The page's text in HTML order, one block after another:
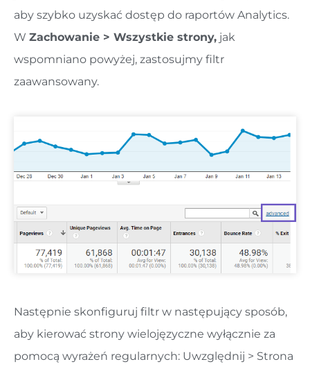
aby szybko uzyskać dostęp do raportów Analytics.
W Zachowanie > Wszystkie strony, jak
wspomniano powyżej, zastosujmy filtr
zaawansowany.
Następnie skonfiguruj filtr w następujący sposób,
aby kierować strony wielojęzyczne wyłącznie za
pomocą wyrażeń regularnych: Uwzględnij > Strona